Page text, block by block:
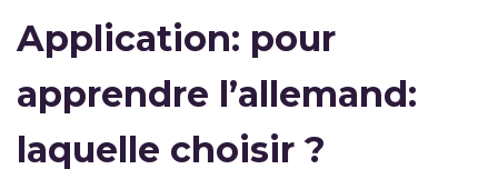
Application: pour
apprendre l’allemand:
laquelle choisir ?